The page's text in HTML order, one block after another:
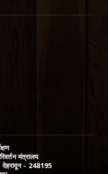
मंत्रालय
देहरादून - 248195